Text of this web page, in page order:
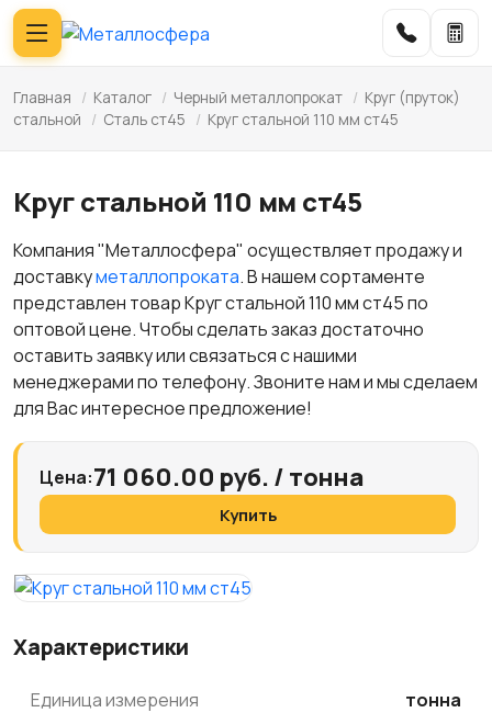
Главная / Каталог / Черный металлопрокат / Круг (пруток)
стальной
/ Сталь ст45 / Круг стальной 110 мм ст45
Круг стальной 110 мм ст45
Компания "Металлосфера" осуществляет продажу и
доставкуметаллопроката. В нашем сортаменте
представлен товар Круг стальной 110 мм ст45 по
оптовой цене. Чтобы сделать заказ достаточно
оставить заявку или связаться с нашими
менеджерами по телефону. Звоните нам и мы сделаем
для Вас интересное предложение!
Цена:71 060.00 руб. / тонна
Купить
Характеристики
Единица измерения тонна